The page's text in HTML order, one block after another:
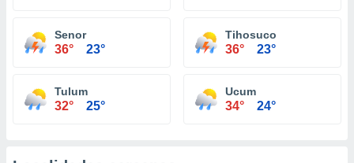
Senor
36° 23°
Tihosuco
36° 23°
Tulum
32° 25°
Ucum
34° 24°